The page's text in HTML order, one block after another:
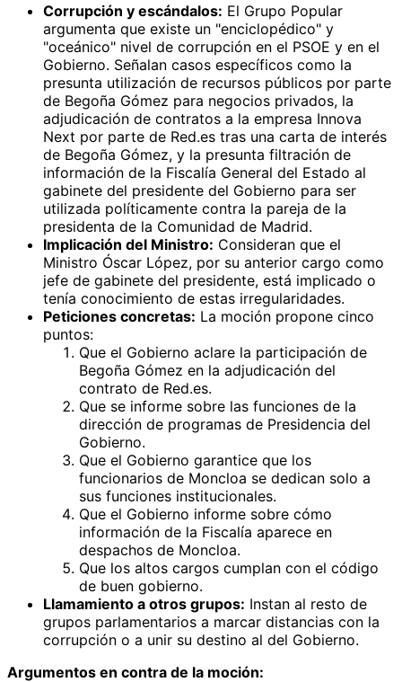
Corrupción y escándalos: El Grupo Popular
argumenta que existe un "enciclopédico" y
"oceánico" nivel de corrupción en el PSOE y en el
Gobierno. Señalan casos específicos como la
presunta utilización de recursos públicos por parte
de Begoña Gómez para negocios privados, la
adjudicación de contratos a la empresa Innova
Next por parte de Red.es tras una carta de interés
de Begoña Gómez, y la presunta filtración de
información de la Fiscalía General del Estado al
gabinete del presidente del Gobierno para ser
utilizada políticamente contra la pareja de la
presidenta de la Comunidad de Madrid.
Implicación del Ministro: Consideran que el
Ministro Óscar López, por su anterior cargo como
jefe de gabinete del presidente, está implicado o
tenía conocimiento de estas irregularidades.
Peticiones concretas: La moción propone cinco
puntos:
Que el Gobierno aclare la participación de
Begoña Gómez en la adjudicación del
contrato de Red.es.
Que se informe sobre las funciones de la
dirección de programas de Presidencia del
Gobierno.
Que el Gobierno garantice que los
funcionarios de Moncloa se dedican solo a
sus funciones institucionales.
Que el Gobierno informe sobre cómo
información de la Fiscalía aparece en
despachos de Moncloa.
Que los altos cargos cumplan con el código
de buen gobierno.
Llamamiento a otros grupos: Instan al resto de
grupos parlamentarios a marcar distancias con la
corrupción o a unir su destino al del Gobierno.
Argumentos en contra de la moción: